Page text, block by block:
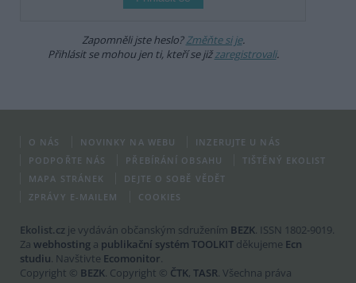
Zapomněli jste heslo?Změňte si je.
Přihlásit se mohou jen ti, kteří se jižzaregistrovali.
O NÁS NOVINKY NA WEBU
INZERUJTE U NÁS
PODPOŘTE NÁS
PŘEBÍRÁNÍ OBSAHU
TIŠTĚNÝ EKOLIST
MAPA STRÁNEK
DEJTE O SOBĚ VĚDĚT
ZPRÁVY E-MAILEM
COOKIES
Ekolist.cz je vydáván občanským sdružením BEZK. ISSN 1802-9019.
Za webhosting a publikační systém TOOLKIT děkujeme Ecn
studiu. Navštivte Ecomonitor.
Copyright © BEZK. Copyright © ČTK, TASR. Všechna práva